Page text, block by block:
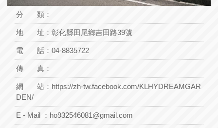
分 類：
地 址： 彰化縣田尾鄉吉田路39號
電 話： 04-8835722
傳 真：
網 站： https://zh-tw.facebook.com/KLHYDREAMGAR
DEN/
E - Mail ： ho932546081@gmail.com